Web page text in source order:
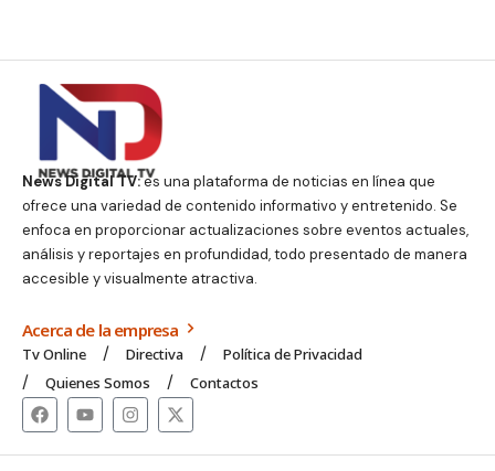
News Digital TV:es una plataforma de noticias en línea que
ofrece una variedad de contenido informativo y entretenido. Se
enfoca en proporcionar actualizaciones sobre eventos actuales,
análisis y reportajes en profundidad, todo presentado de manera
accesible y visualmente atractiva.
Acerca de la empresa
Tv Online Directiva
Política de Privacidad
Quienes Somos
Contactos